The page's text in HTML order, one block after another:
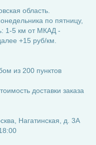
область.
по пятницу,
1-5 км от МКАД -
+15 руб/км.
из 200 пунктов
доставки заказа
Нагатинская, д. 3А